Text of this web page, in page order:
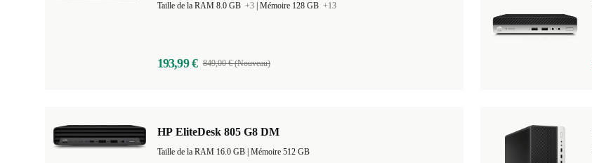
Taille de la RAM 8.0 GB +3 Mémoire 128 GB +13
193,99 € 849,00 € (Nouveau)
HP EliteDesk 805 G8 DM
Mémoire 512 GB